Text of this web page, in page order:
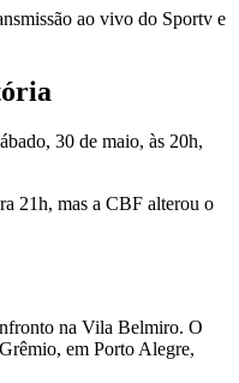
ao vivo do Sportv e
30 de maio, às 20h,
21h, mas a CBF alterou o
na Vila Belmiro. O
em Porto Alegre,